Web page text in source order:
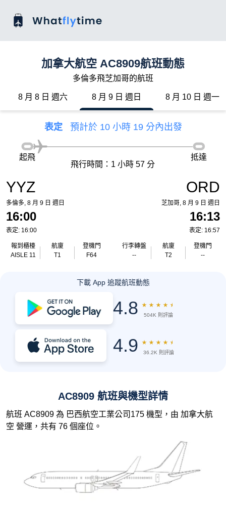
加拿大航空 AC8909航班動態
多倫多飛芝加哥的航班
8 月 8 日 週六 8 月 9 日 週日 8 月 10 日 週一
表定 預計於 10 小時 19 分內出發
YYZ
多倫多, 8 月 9 日 週日
16:00
表定: 16:00
報到櫃檯
AISLE 11
航廈
T1
登機門
F64
起飛
飛行時間：1 小時 57 分
抵達
ORD
芝加哥, 8 月 9 日 週日
16:13
表定: 16:57
行李轉盤
--
航廈
T2
登機門
--
下載 App 追蹤航班動態
4.8 ★ ★ ★ ★ ★
504K 則評論
4.9 ★ ★ ★ ★ ★
36.2K 則評論
AC8909 航班與機型詳情
航班 AC8909 為 巴西航空工業公司175 機型，由 加拿大航
空 營運，共有 76 個座位。